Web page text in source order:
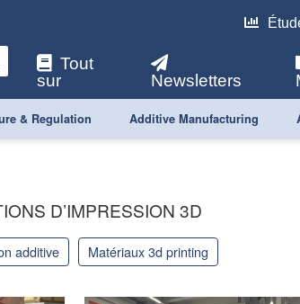
Tout
sur
Newsletters
& Regulation Additive Manufacturing
D’IMPRESSION 3D
additive matériaux 3d printing